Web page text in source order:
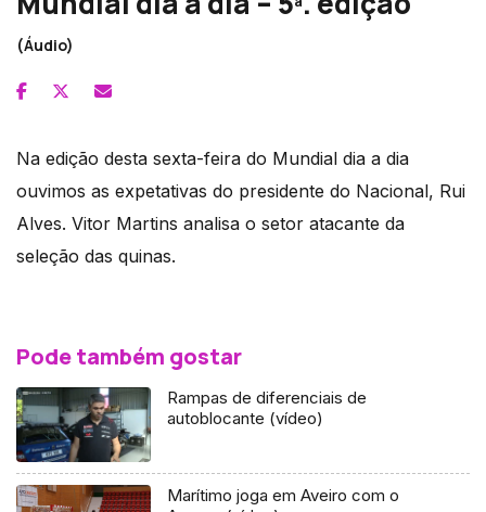
(Áudio)
Na edição desta sexta-feira do Mundial dia a dia
ouvimos as expetativas do presidente do Nacional, Rui
Alves. Vitor Martins analisa o setor atacante da
seleção das quinas.
Pode também gostar
Rampas de diferenciais de
autoblocante (vídeo)
Marítimo joga em Aveiro com o